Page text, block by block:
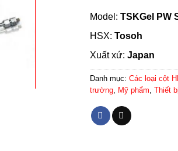
Model:TSKGel PW
HSX:Tosoh
Xuất xứ:Japan
Danh mục:Các loại cột
trường Mỹ phẩm ,Thiết